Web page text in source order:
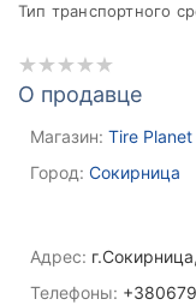
Тип транспортного
О продавце
Магазин: Tire Planet
Город: Сокирница
Адрес:
Телефоны: